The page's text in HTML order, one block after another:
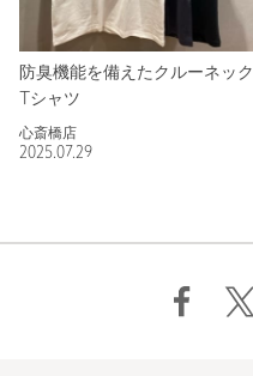
防臭機能を備えたクルーネック
Tシャツ
心斎橋店
2025.07.29